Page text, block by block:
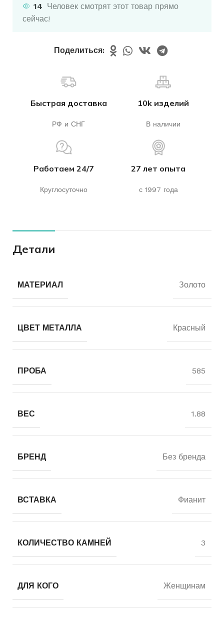
14 Человек смотрят этот товар прямо
сейчас!
Поделиться:
Быстрая доставка
РФ и СНГ
10k изделий
В наличии
Работаем 24/7
Круглосуточно
27 лет опыта
с 1997 года
Детали
МАТЕРИАЛ Золото
ЦВЕТ МЕТАЛЛА Красный
ПРОБА 585
ВЕС 1.88
БРЕНД Без бренда
ВСТАВКА Фианит
КОЛИЧЕСТВО КАМНЕЙ 3
ДЛЯ КОГО Женщинам